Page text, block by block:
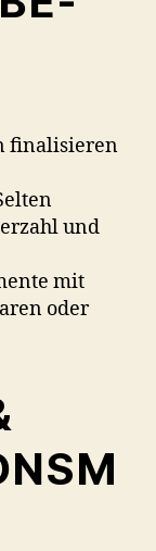
finalisieren
und
mit
oder